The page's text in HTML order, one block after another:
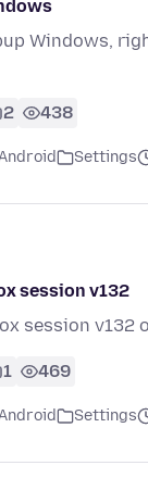
Windows,
2 438
Settings
session v132
session v132
1 469
Settings